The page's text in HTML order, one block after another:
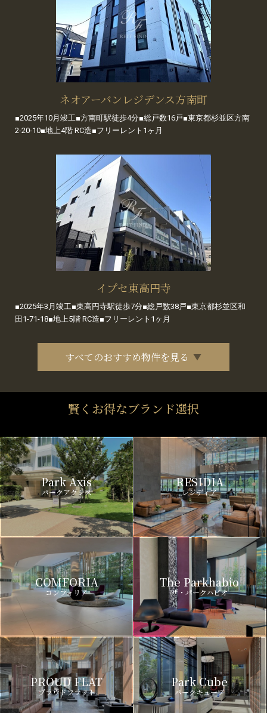
ネオアーバンレジデンス方南町
■2025年10月竣工■方南町駅徒歩4分■総戸数16戸■東京都杉並区方南
2-20-10■地上4階 RC造■フリーレント1ヶ月
イプセ東高円寺
■2025年3月竣工■東高円寺駅徒歩7分■総戸数38戸■東京都杉並区和
田1-71-18■地上5階 RC造■フリーレント1ヶ月
すべてのおすすめ物件を見る
賢くお得なブランド選択
Park Axis
パークアクシス
RESIDIA
レジディア
COMFORIA
コンフォリア
The Parkhabio
ザ・パークハビオ
PROUD FLAT
プラウドフラット
Park Cube
パークキューブ